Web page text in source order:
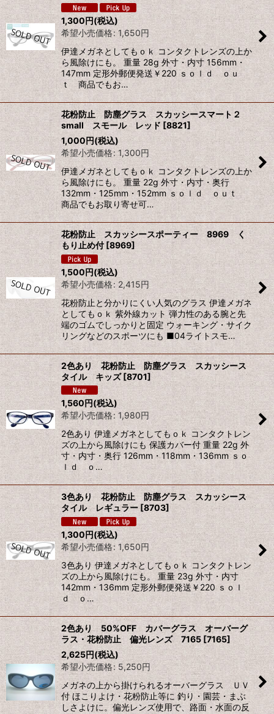
1,300円(税込)
希望小売価格: 1,650円
伊達メガネとしてもｏｋ コンタクトレンズの上か
ら風除けにも。 重量 28g 外寸・内寸 156mm・
147mm 定形外郵便発送￥220 ｓｏｌｄ ｏｕ
ｔ 商品でもお…
花粉防止 防塵グラス スカッシースマート２
small スモール レッド [8821]
1,000円(税込)
希望小売価格: 1,300円
伊達メガネとしてもｏｋ コンタクトレンズの上か
ら風除けにも。 重量 22g 外寸・内寸・奥行
132mm・125mm・152mm ｓｏｌｄ ｏｕｔ
商品でもお取り寄せ可…
花粉防止 スカッシースポーティー 8969 く
もり止め付[8969]
1,500円(税込)
希望小売価格: 2,415円
花粉防止と分かりにくい人気のグラス 伊達メガネ
としてもｏｋ 紫外線カット 弾力性のある腕と先
端のゴムでしっかりと固定 ウォーキング・サイク
リングなどのスポーツにも ■04ライトスモ…
2色あり 花粉防止 防塵グラス スカッシース
タイル キッズ [8701]
1,560円(税込)
希望小売価格: 1,980円
2色あり 伊達メガネとしてもｏｋ コンタクトレン
ズの上から風除けにも 保護カバー付 重量 22g 外
寸・内寸・奥行 126mm・118mm・136mm ｓｏ
ｌｄ ｏ…
3色あり 花粉防止 防塵グラス スカッシース
タイル レギュラー [8703]
1,300円(税込)
希望小売価格: 1,650円
3色あり 伊達メガネとしてもｏｋ コンタクトレン
ズの上から風除けにも。 重量 23g 外寸・内寸
142mm・136mm 定形外郵便発送￥220 ｓｏｌ
ｄ ｏ…
2色あり 50%OFF カバーグラス オーバーグ
ラス・花粉防止 偏光レンズ 7165 [7165]
2,625円(税込)
希望小売価格: 5,250円
メガネの上から掛けられるオーバーグラス ＵＶ
付 ほこりよけ・花粉防止等に 釣り・園芸・まぶ
しさよけに。偏光レンズ使用で、路面・水面の反